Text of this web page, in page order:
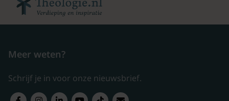
Meer weten?
Schrijf je in voor onze nieuwsbrief.